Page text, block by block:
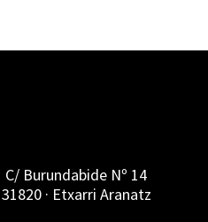
C/ Burundabide Nº 14
31820 · Etxarri Aranatz